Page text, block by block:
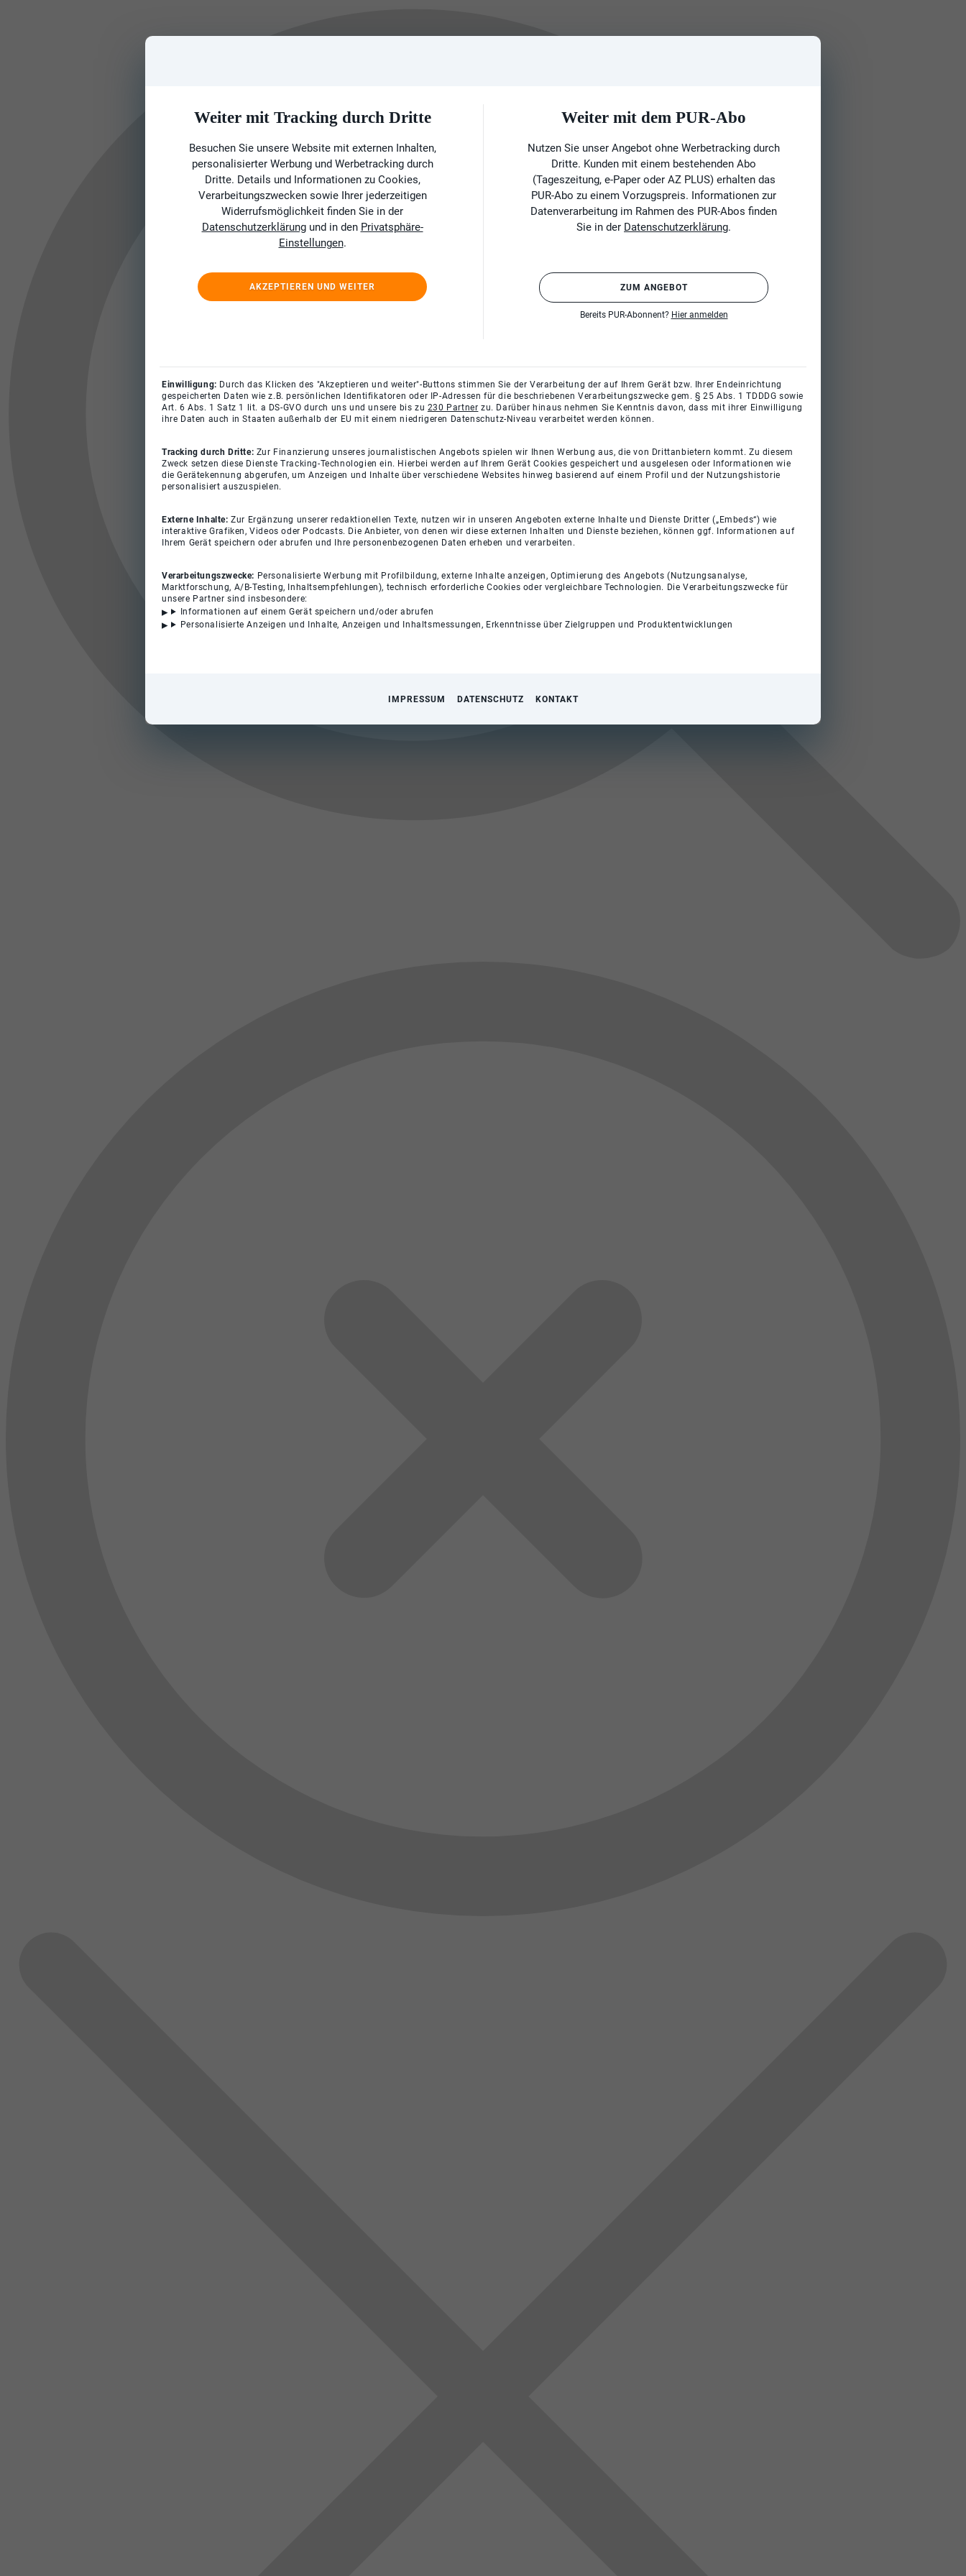
Weiter mit Tracking durch Dritte
Besuchen Sie unsere Website mit externen Inhalten,
personalisierter Werbung und Werbetracking durch
Dritte. Details und Informationen zu Cookies,
Verarbeitungszwecken sowie Ihrer jederzeitigen
Widerrufsmöglichkeit finden Sie in der
Datenschutzerklärungund in den Privatsphäre-
Einstellungen.
AKZEPTIEREN UND WEITER
Weiter mit dem PUR-Abo
Nutzen Sie unser Angebot ohne Werbetracking durch
Dritte. Kunden mit einem bestehenden Abo
(Tageszeitung, e-Paper oder AZ PLUS) erhalten das
PUR-Abo zu einem Vorzugspreis. Informationen zur
Datenverarbeitung im Rahmen des PUR-Abos finden
Sie in der Datenschutzerklärung.
ZUM ANGEBOT
Bereits PUR-Abonnent? Hier anmelden
Einwilligung: Durch das Klicken des "Akzeptieren und weiter"-Buttons stimmen Sie der Verarbeitung der auf Ihrem Gerät bzw. Ihrer Endeinrichtung
gespeicherten Daten wie z.B. persönlichen Identifikatoren oder IP-Adressen für die beschriebenen Verarbeitungszwecke gem. § 25 Abs. 1 TDDDG sowie
Art. 6 Abs. 1 Satz 1 lit. a DS-GVO durch uns und unsere bis zu 230 Partner zu. Darüber hinaus nehmen Sie Kenntnis davon, dass mit ihrer Einwilligung
ihre Daten auch in Staaten außerhalb der EU mit einem niedrigeren Datenschutz-Niveau verarbeitet werden können.
Tracking durch Dritte: Zur Finanzierung unseres journalistischen Angebots spielen wir Ihnen Werbung aus, die von Drittanbietern kommt. Zu diesem
Zweck setzen diese Dienste Tracking-Technologien ein. Hierbei werden auf Ihrem Gerät Cookies gespeichert und ausgelesen oder Informationen wie
die Gerätekennung abgerufen, um Anzeigen und Inhalte über verschiedene Websites hinweg basierend auf einem Profil und der Nutzungshistorie
personalisiert auszuspielen.
Externe Inhalte:Zur Ergänzung unserer redaktionellen Texte, nutzen wir in unseren Angeboten externe Inhalte und Dienste Dritter („Embeds“) wie
interaktive Grafiken, Videos oder Podcasts. Die Anbieter, von denen wir diese externen Inhalten und Dienste beziehen, können ggf. Informationen auf
Ihrem Gerät speichern oder abrufen und Ihre personenbezogenen Daten erheben und verarbeiten.
Verarbeitungszwecke: Personalisierte Werbung mit Profilbildung, externe Inhalte anzeigen, Optimierung des Angebots (Nutzungsanalyse,
Marktforschung, A/B-Testing, Inhaltsempfehlungen), technisch erforderliche Cookies oder vergleichbare Technologien. Die Verarbeitungszwecke für
unsere Partner sind insbesondere:
Informationen auf einem Gerät speichern und/oder abrufen
Personalisierte Anzeigen und Inhalte, Anzeigen und Inhaltsmessungen, Erkenntnisse über Zielgruppen und Produktentwicklungen
IMPRESSUM DATENSCHUTZ KONTAKT